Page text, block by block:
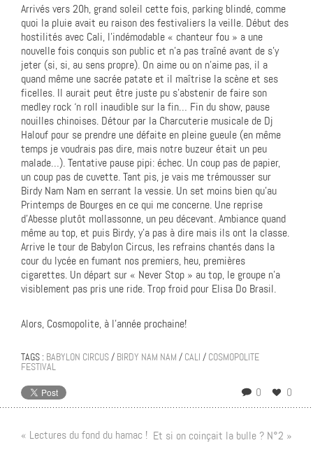
Arrivés vers 20h, grand soleil cette fois, parking blindé, comme
quoi la pluie avait eu raison des festivaliers la veille. Début des
hostilités avec Cali, l’indémodable « chanteur fou » a une
nouvelle fois conquis son public et n’a pas traîné avant de s’y
jeter (si, si, au sens propre). On aime ou on n’aime pas, il a
quand même une sacrée patate et il maîtrise la scène et ses
ficelles. Il aurait peut être juste pu s’abstenir de faire son
medley rock ‘n roll inaudible sur la fin… Fin du show, pause
nouilles chinoises. Détour par la Charcuterie musicale de Dj
Halouf pour se prendre une défaite en pleine gueule (en même
temps je voudrais pas dire, mais notre buzeur était un peu
malade…). Tentative pause pipi: échec. Un coup pas de papier,
un coup pas de cuvette. Tant pis, je vais me trémousser sur
Birdy Nam Nam en serrant la vessie. Un set moins bien qu’au
Printemps de Bourges en ce qui me concerne. Une reprise
d’Abesse plutôt mollassonne, un peu décevant. Ambiance quand
même au top, et puis Birdy, y’a pas à dire mais ils ont la classe.
Arrive le tour de Babylon Circus, les refrains chantés dans la
cour du lycée en fumant nos premiers, heu, premières
cigarettes. Un départ sur « Never Stop » au top, le groupe n’a
visiblement pas pris une ride. Trop froid pour Elisa Do Brasil.
Alors, Cosmopolite, à l’année prochaine!
TAGS : BABYLON CIRCUS/ BIRDY NAM NAM / CALI / COSMOPOLITE
FESTIVAL
0 0
« Lectures du fond du hamac ! Et si on coinçait la bulle ? N°2 »